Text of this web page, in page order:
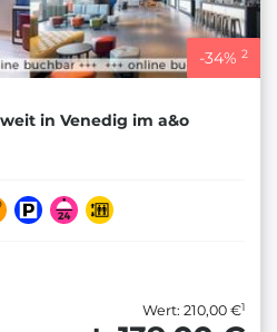
-34% 2
in Venedig im a&o
Wert: 210,00 €1